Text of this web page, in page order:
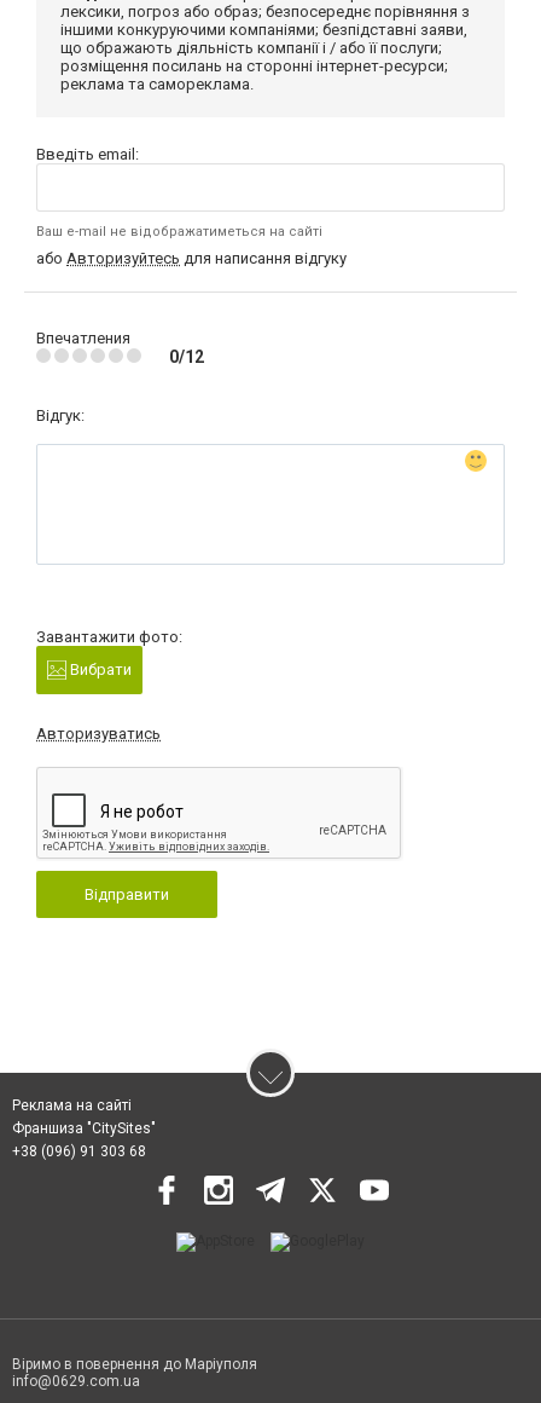
лексики, погроз або образ; безпосереднє порівняння з
іншими конкуруючими компаніями; безпідставні заяви,
що ображають діяльність компанії і / або її послуги;
розміщення посилань на сторонні інтернет-ресурси;
реклама та самореклама.
Введіть email:
Ваш e-mail не відображатиметься на сайті
або Авторизуйтесь для написання відгуку
Впечатления
0/12
Відгук:
Завантажити фото:
Вибрати
Авторизуватись
Відправити
Реклама на сайті
Франшиза "CitySites"
+38 (096) 91 303 68
Віримо в повернення до Маріуполя
info@0629.com.ua